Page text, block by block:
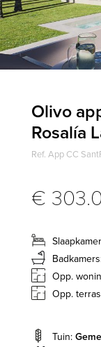
Olivo
Rosalía
Ref. App CC
€
Opp.
Opp.
Tuin: